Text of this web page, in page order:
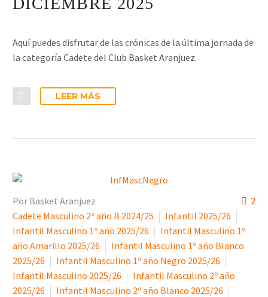
Aquí puedes disfrutar de las crónicas de la última jornada de
la categoría Cadete del Club Basket Aranjuez.
LEER MÁS
2
Por Basket Aranjuez
Cadete Masculino 2º año B 2024/25
Infantil 2025/26
Infantil Masculino 1º año 2025/26
Infantil Masculino 1º
año Amarillo 2025/26
Infantil Masculino 1º año Blanco
2025/26
Infantil Masculino 1º año Negro 2025/26
Infantil Masculino 2025/26
Infantil Masculino 2º año
2025/26
Infantil Masculino 2º año Blanco 2025/26